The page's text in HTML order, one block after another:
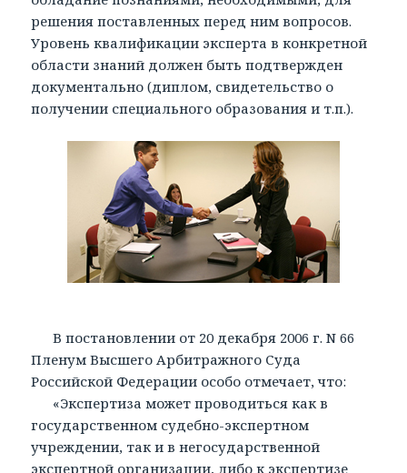
решения поставленных перед ним вопросов.
Уровень квалификации эксперта в конкретной
области знаний должен быть подтвержден
документально (диплом, свидетельство о
получении специального образования и т.п.).
В постановлении от 20 декабря 2006 г. N 66
Пленум Высшего Арбитражного Суда
Российской Федерации особо отмечает, что:
«Экспертиза может проводиться как в
государственном судебно-экспертном
учреждении, так и в негосударственной
экспертной организации, либо к экспертизе